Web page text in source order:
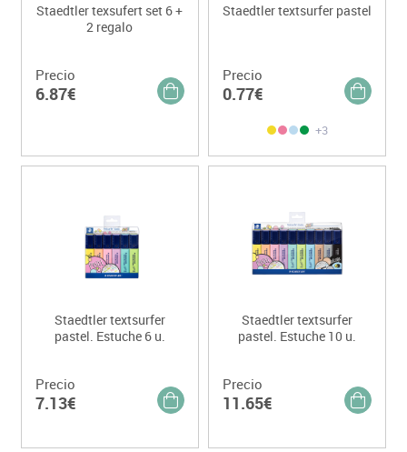
Staedtler texsufert set 6 +
2 regalo
Precio
6.87€
Staedtler textsurfer pastel
Precio
0.77€
+3
Staedtler textsurfer
pastel. Estuche 6 u.
Precio
7.13€
Staedtler textsurfer
pastel. Estuche 10 u.
Precio
11.65€